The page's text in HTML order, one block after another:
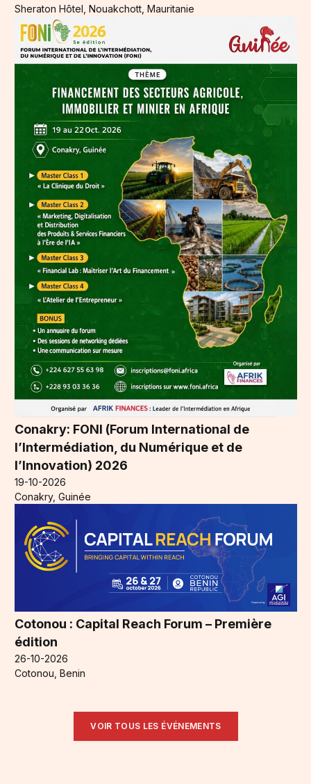
Sheraton Hôtel, Nouakchott, Mauritanie
Conakry: FONI (Forum International de
l’Intermédiation, du Numérique et de
l’Innovation) 2026
19-10-2026
Conakry, Guinée
Cotonou : Capital Reach Forum – Première
édition
26-10-2026
Cotonou, Benin
VOIR TOUS LES ÉVÉNEMENTS